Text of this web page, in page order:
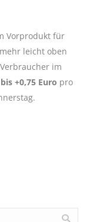
Vorprodukt für
leicht oben
im
+0,75 Euro pro